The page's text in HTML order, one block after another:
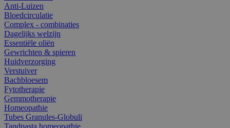
Anti-Luizen
Bloedcirculatie
Complex - combinaties
Dagelijks welzijn
Essentiële oliën
Gewrichten & spieren
Huidverzorging
Verstuiver
Bachbloesem
Fytotherapie
Gemmotherapie
Homeopathie
Tubes Granules-Globuli
Tandpasta homeopathie